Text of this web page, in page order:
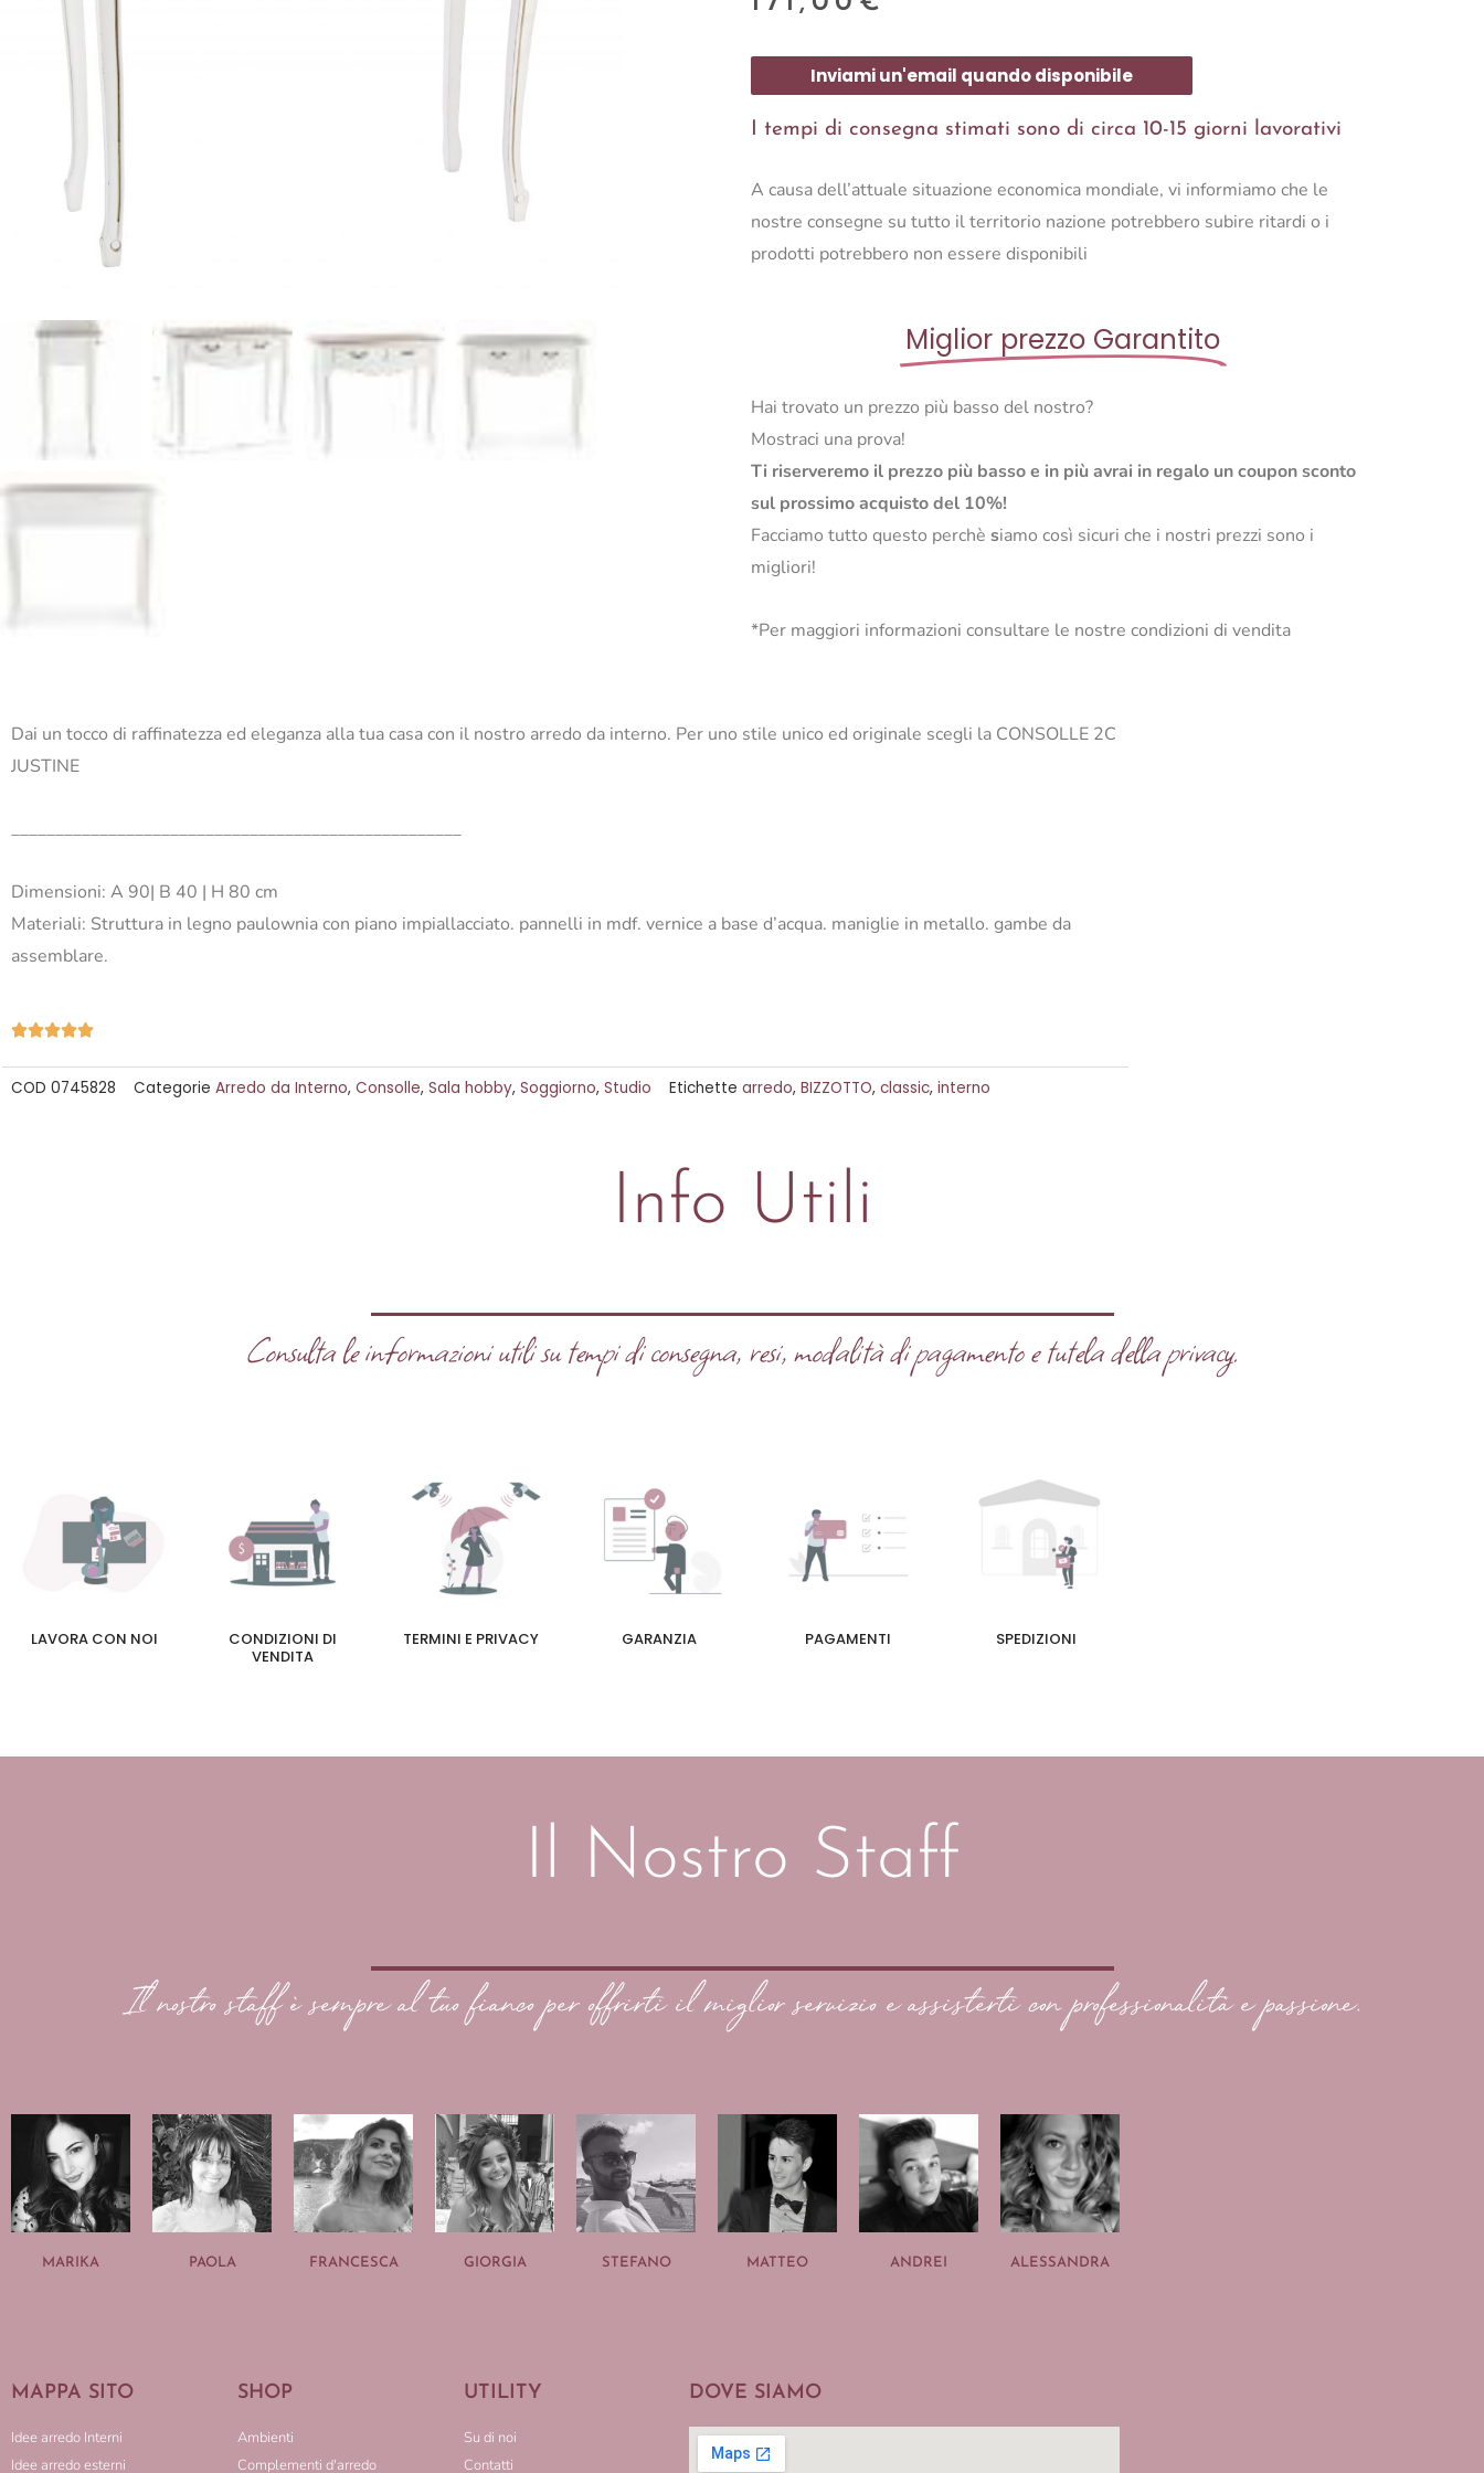
Inviami un'email quando disponibile
I tempi di consegna stimati sono di circa 10-15 giorni lavorativi
A causa dell’attuale situazione economica mondiale, vi informiamo che le
nostre consegne su tutto il territorio nazione potrebbero subire ritardi o i
prodotti potrebbero non essere disponibili
Miglior prezzo Garantito
Hai trovato un prezzo più basso del nostro?
Mostraci una prova!
Ti riserveremo il prezzo più basso e in più avrai in regalo un coupon sconto
sul prossimo acquisto del 10%!
Facciamo tutto questo perchè siamo così sicuri che i nostri prezzi sono i
migliori!
*Per maggiori informazioni consultare le nostre condizioni di vendita
Dai un tocco di raffinatezza ed eleganza alla tua casa con il nostro arredo da interno. Per uno stile unico ed originale scegli la CONSOLLE 2C
JUSTINE
___________________________________________________
Dimensioni: A 90| B 40 | H 80 cm
Materiali: Struttura in legno paulownia con piano impiallacciato. pannelli in mdf. vernice a base d’acqua. maniglie in metallo. gambe da
assemblare.
Valutazione
su
COD 0745828 Categorie Arredo da Interno, Consolle, Sala hobby, Soggiorno, Studio Etichette arredo, BIZZOTTO, classic, interno
Info Utili
Consulta le informazioni utili su tempi di consegna, resi, modalità di pagamento e tutela della privacy.
LAVORA CON NOI
CONDIZIONI DI
VENDITA
TERMINI E PRIVACY GARANZIA PAGAMENTI SPEDIZIONI
Il Nostro Staff
Il nostro staff è sempre al tuo fianco per offrirti il miglior servizio e assisterti con professionalità e passione.
MARIKA PAOLA FRANCESCA GIORGIA STEFANO MATTEO ANDREI ALESSANDRA
MAPPA SITO
Idee arredo Interni
Idee arredo esterni
SHOP
Ambienti
Complementi d'arredo
UTILITY
Su di noi
Contatti
DOVE SIAMO